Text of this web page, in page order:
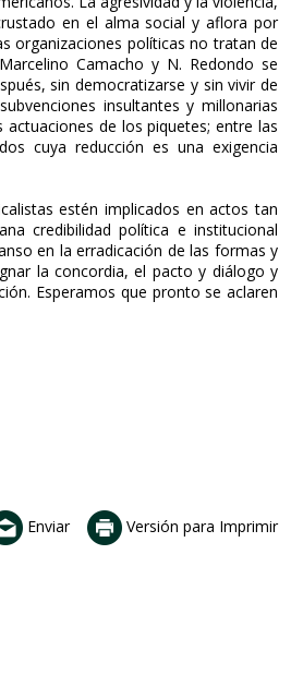
en el alma social y aflora por
organizaciones políticas no tratan de
Camacho y N. Redondo se
sin democratizarse y sin vivir de
insultantes y millonarias
de los piquetes; entre las
cuya reducción es una exigencia
estén implicados en actos tan
credibilidad política e institucional
en la erradicación de las formas y
la concordia, el pacto y diálogo y
Esperamos que pronto se aclaren
Enviar Versión para Imprimir